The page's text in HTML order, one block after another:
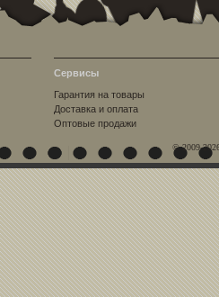
Сервисы
Гарантия на товары
Доставка и оплата
Оптовые продажи
© 2009-